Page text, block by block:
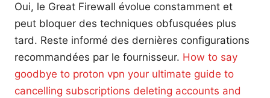
Oui, le Great Firewall évolue constamment et
peut bloquer des techniques obfusquées plus
tard. Reste informé des dernières configurations
recommandées par le fournisseur. How to say
goodbye to proton vpn your ultimate guide to
cancelling subscriptions deleting accounts and